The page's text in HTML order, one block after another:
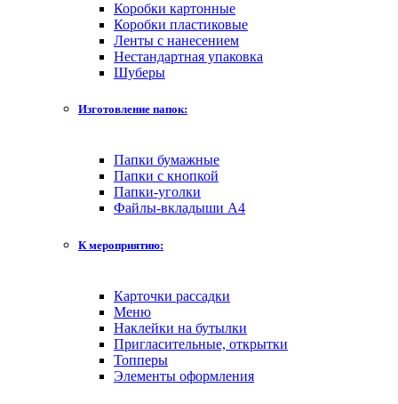
Коробки картонные
Коробки пластиковые
Ленты с нанесением
Нестандартная упаковка
Шуберы
Изготовление папок:
Папки бумажные
Папки с кнопкой
Папки-уголки
Файлы-вкладыши А4
К мероприятию:
Карточки рассадки
Меню
Наклейки на бутылки
Пригласительные, открытки
Топперы
Элементы оформления